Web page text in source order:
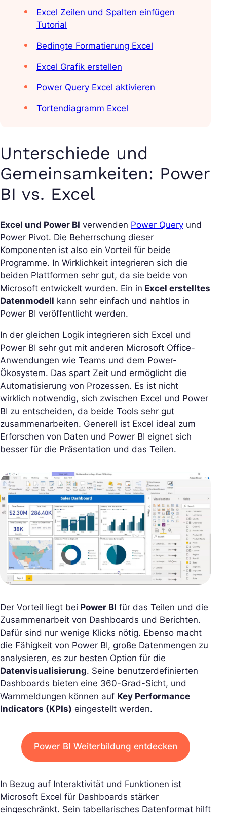
Excel Zeilen und Spalten einfügen
Tutorial
Bedingte Formatierung Excel
Excel Grafik erstellen
Power Query Excel aktivieren
Tortendiagramm Excel
Unterschiede und
Gemeinsamkeiten: Power
BI vs. Excel
Excel und Power BI verwenden Power Query und
Power Pivot. Die Beherrschung dieser
Komponenten ist also ein Vorteil für beide
Programme. In Wirklichkeit integrieren sich die
beiden Plattformen sehr gut, da sie beide von
Microsoft entwickelt wurden. Ein in Excel erstelltes
Datenmodell kann sehr einfach und nahtlos in
Power BI veröffentlicht werden.
In der gleichen Logik integrieren sich Excel und
Power BI sehr gut mit anderen Microsoft Office-
Anwendungen wie Teams und dem Power-
Ökosystem. Das spart Zeit und ermöglicht die
Automatisierung von Prozessen. Es ist nicht
wirklich notwendig, sich zwischen Excel und Power
BI zu entscheiden, da beide Tools sehr gut
zusammenarbeiten. Generell ist Excel ideal zum
Erforschen von Daten und Power BI eignet sich
besser für die Präsentation und das Teilen.
Der Vorteil liegt bei Power BI für das Teilen und die
Zusammenarbeit von Dashboards und Berichten.
Dafür sind nur wenige Klicks nötig. Ebenso macht
die Fähigkeit von Power BI, große Datenmengen zu
analysieren, es zur besten Option für die
Datenvisualisierung. Seine benutzerdefinierten
Dashboards bieten eine 360-Grad-Sicht, und
Warnmeldungen können auf Key Performance
Indicators (KPIs) eingestellt werden.
Power BI Weiterbildung entdecken
In Bezug auf Interaktivität und Funktionen ist
Microsoft Excel für Dashboards stärker
eingeschränkt. Sein tabellarisches Datenformat hilft